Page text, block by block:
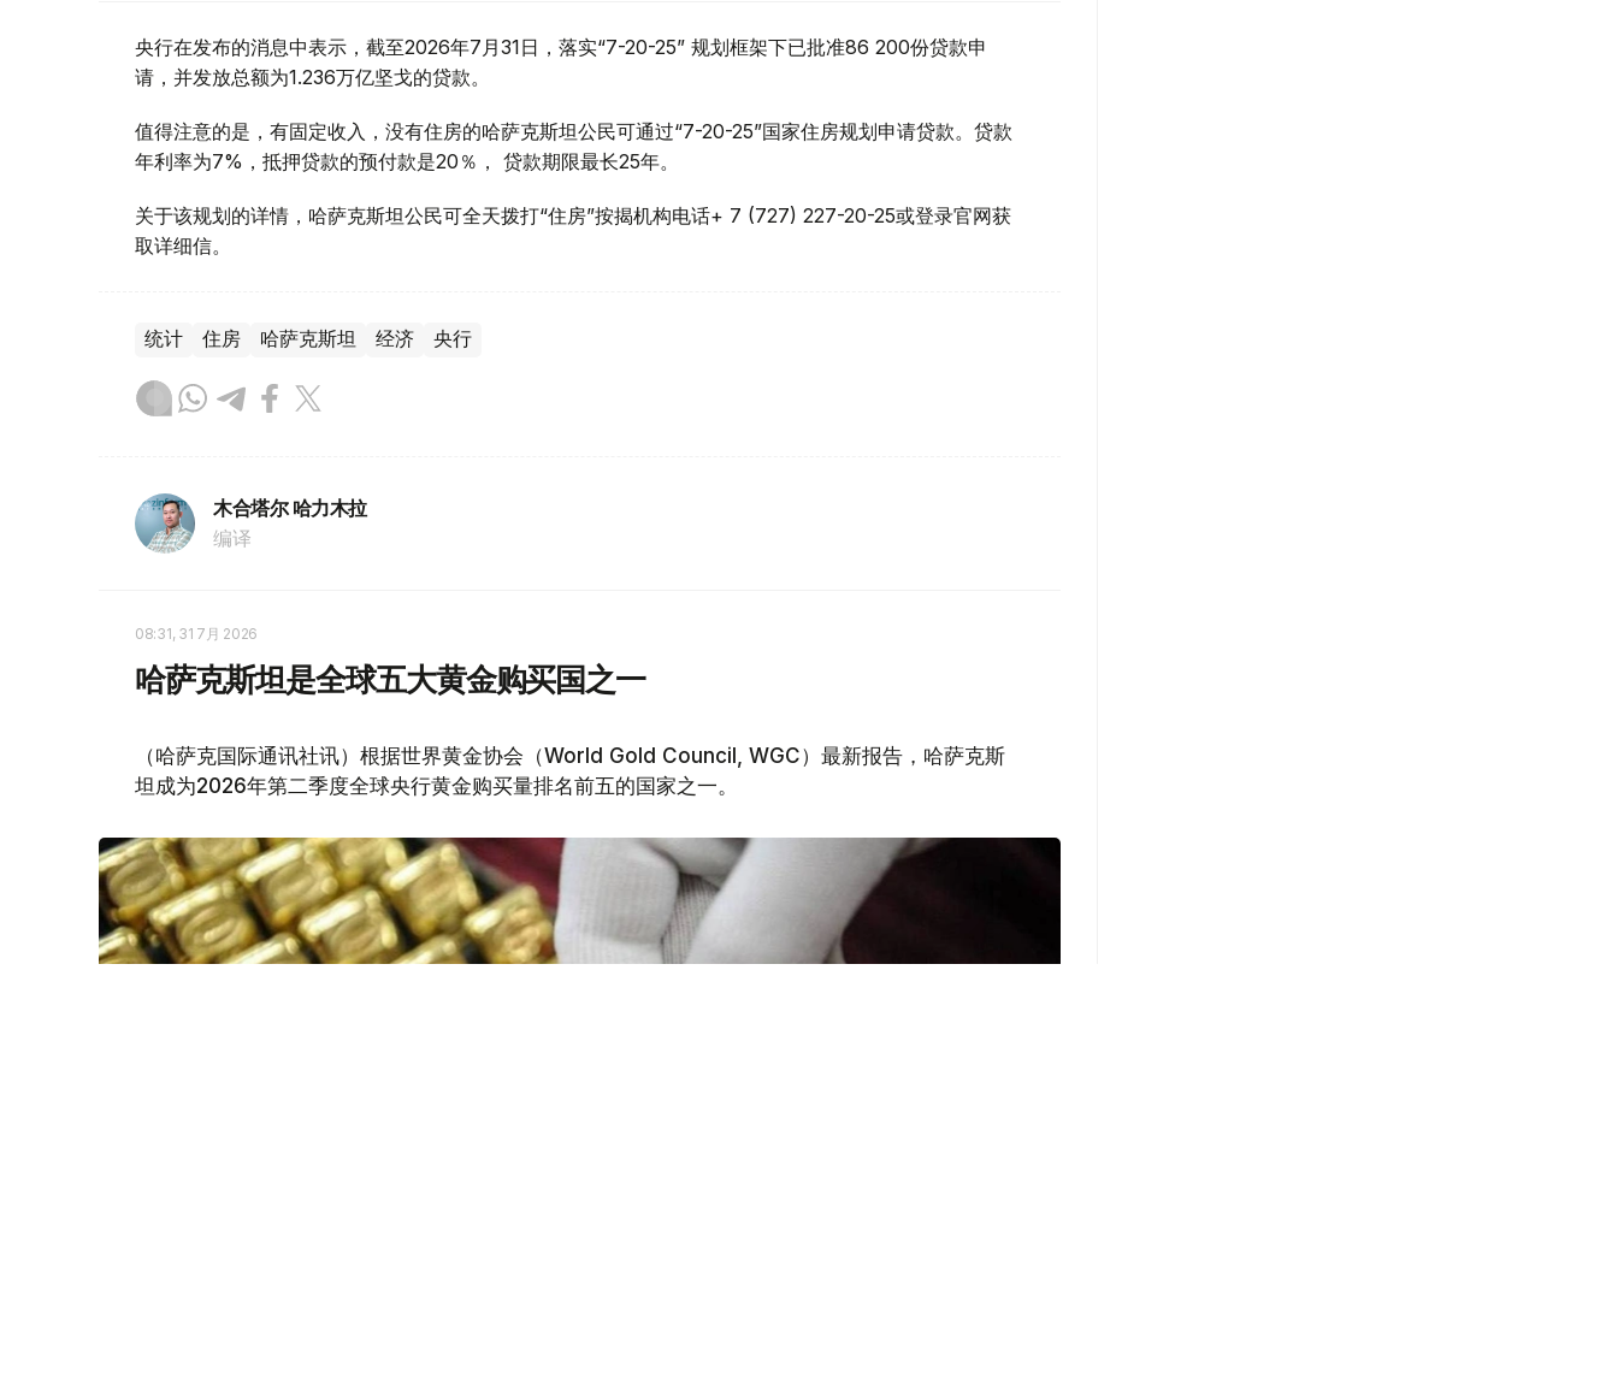
央行在发布的消息中表示，截至2026年7月31日，落实“7-20-25” 规划框架下已批准86 200份贷款申
请，并发放总额为1.236万亿坚戈的贷款。
值得注意的是，有固定收入，没有住房的哈萨克斯坦公民可通过“7-20-25”国家住房规划申请贷款。贷款
年利率为7%，抵押贷款的预付款是20％， 贷款期限最长25年。
关于该规划的详情，哈萨克斯坦公民可全天拨打“住房”按揭机构电话+ 7 (727) 227-20-25或登录官网获
取详细信。
统计 住房 哈萨克斯坦 经济 央行
木合塔尔 哈力木拉
编译
08:31, 31 7月 2026
哈萨克斯坦是全球五大黄金购买国之一
（哈萨克国际通讯社讯）根据世界黄金协会（World Gold Council, WGC）最新报告，哈萨克斯
坦成为2026年第二季度全球央行黄金购买量排名前五的国家之一。